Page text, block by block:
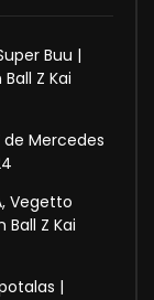
Buu |
Z Kai
de Mercedes
Vegetto
Z Kai
|